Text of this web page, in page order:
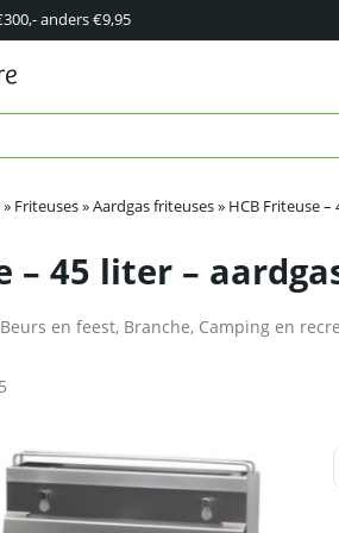
anders €9,95
» Friteuses»Aardgas friteuses» HCB Friteuse –
– 45 liter –
Beurs en feest, Branche, Camping en